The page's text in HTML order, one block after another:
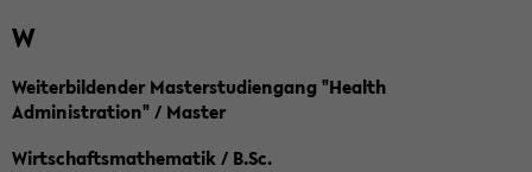
W
Weiterbildender Masterstudiengang "Health
Administration" / Master
Wirtschaftsmathematik / B.Sc.